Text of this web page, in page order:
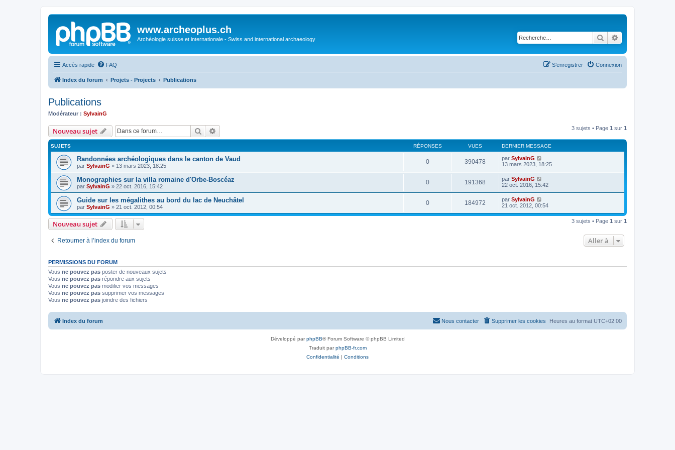
www.archeoplus.ch
Archéologie suisse et internationale - Swiss and international archaeology Rechercher
Accès rapide FAQ Connexion
S’enregistrer
Index du forum Projets - Projects Publications
Publications
Modérateur : SylvainG
Nouveau sujet Rechercher 3 sujets • Page 1 sur 1
SUJETS RÉPONSES VUES DERNIER MESSAGE
Randonnées archéologiques dans le canton de Vaud
par SylvainG » 13 mars 2023, 18:25
0 390478 par SylvainG
13 mars 2023, 18:25
Monographies sur la villa romaine d'Orbe-Boscéaz
par SylvainG » 22 oct. 2016, 15:42
0 191368 par SylvainG
22 oct. 2016, 15:42
Guide sur les mégalithes au bord du lac de Neuchâtel
par SylvainG » 21 oct. 2012, 00:54
0 184972 par SylvainG
21 oct. 2012, 00:54
Nouveau sujet 3 sujets • Page 1 sur 1
Retourner à l’index du forum Aller à
PERMISSIONS DU FORUM
Vous ne pouvez pas poster de nouveaux sujets
Vous ne pouvez pas répondre aux sujets
Vous ne pouvez pas modifier vos messages
Vous ne pouvez pas supprimer vos messages
Vous ne pouvez pas joindre des fichiers
Index du forum Heures au format UTC+02:00
Supprimer les cookies
Nous contacter
Développé parphpBB® Forum Software © phpBB Limited
Traduit parphpBB-fr.com
Confidentialité | Conditions